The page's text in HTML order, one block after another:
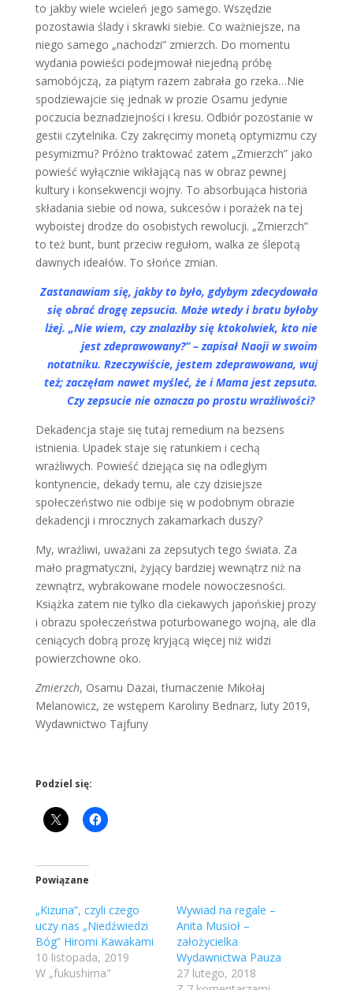
to jakby wiele wcieleń jego samego. Wszędzie
pozostawia ślady i skrawki siebie. Co ważniejsze, na
niego samego „nachodzi” zmierzch. Do momentu
wydania powieści podejmował niejedną próbę
samobójczą, za piątym razem zabrała go rzeka…Nie
spodziewajcie się jednak w prozie Osamu jedynie
poczucia beznadziejności i kresu. Odbiór pozostanie w
gestii czytelnika. Czy zakręcimy monetą optymizmu czy
pesymizmu? Próżno traktować zatem „Zmierzch” jako
powieść wyłącznie wikłającą nas w obraz pewnej
kultury i konsekwencji wojny. To absorbująca historia
składania siebie od nowa, sukcesów i porażek na tej
wyboistej drodze do osobistych rewolucji. „Zmierzch”
to też bunt, bunt przeciw regułom, walka ze ślepotą
dawnych ideałów. To słońce zmian.
Zastanawiam się, jakby to było, gdybym zdecydowała
się obrać drogę zepsucia. Może wtedy i bratu byłoby
lżej. „Nie wiem, czy znalazłby się ktokolwiek, kto nie
jest zdeprawowany?” – zapisał Naoji w swoim
notatniku. Rzeczywiście, jestem zdeprawowana, wuj
też; zaczęłam nawet myśleć, że i Mama jest zepsuta.
Czy zepsucie nie oznacza po prostu wrażliwości?
Dekadencja staje się tutaj remedium na bezsens
istnienia. Upadek staje się ratunkiem i cechą
wrażliwych. Powieść dziejąca się na odległym
kontynencie, dekady temu, ale czy dzisiejsze
społeczeństwo nie odbije się w podobnym obrazie
dekadencji i mrocznych zakamarkach duszy?
My, wrażliwi, uważani za zepsutych tego świata. Za
mało pragmatyczni, żyjący bardziej wewnątrz niż na
zewnątrz, wybrakowane modele nowoczesności.
Książka zatem nie tylko dla ciekawych japońskiej prozy
i obrazu społeczeństwa poturbowanego wojną, ale dla
ceniących dobrą prozę kryjącą więcej niż widzi
powierzchowne oko.
Zmierzch, Osamu Dazai, tłumaczenie Mikołaj
Melanowicz, ze wstępem Karoliny Bednarz, luty 2019,
Wydawnictwo Tajfuny
Podziel się:
Powiązane
„Kizuna”, czyli czego
uczy nas „Niedźwiedzi
Bóg” Hiromi Kawakami
10 listopada, 2019
W „fukushima"
Wywiad na regale –
Anita Musioł –
założycielka
Wydawnictwa Pauza
27 lutego, 2018